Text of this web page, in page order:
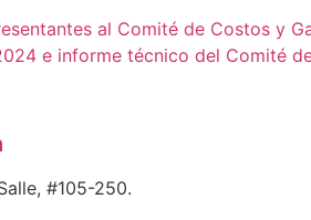
al Comité de Costos y
e informe técnico del Comité
#105-250.